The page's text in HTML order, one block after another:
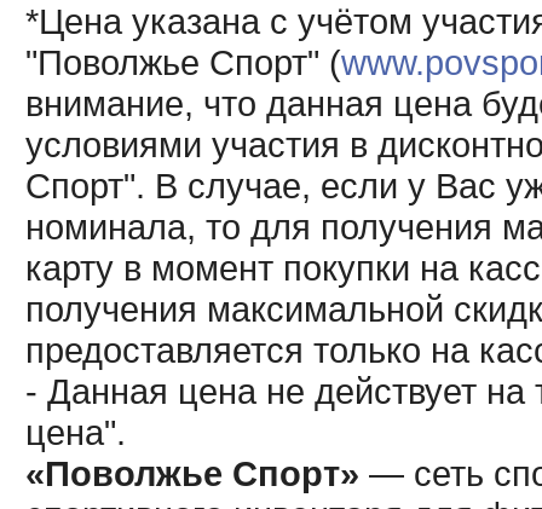
*Цена указана с учётом
"Поволжье Спорт" (
внимание, что данная цена
условиями участия в
Спорт". В случае, если у Вас
номинала, то для получения
карту в момент покупки на
получения максимальной
предоставляется только на
- Данная цена не действует
цена".
«Поволжье Спорт» — сеть